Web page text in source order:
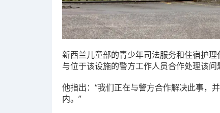
新西兰儿童部的青少年司法服务和住宿护
与位于该设施的警方工作人员合作处理该问
他指出：“我们正在与警方合作解决此事，
内。”